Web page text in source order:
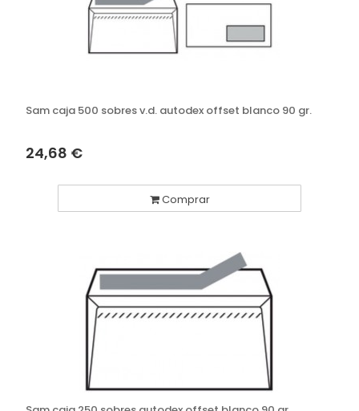
Sam caja 500 sobres v.d. autodex offset blanco 90 gr.
24,68 €
Comprar